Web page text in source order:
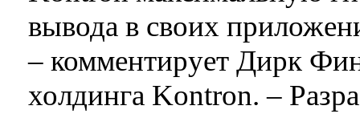
вывода в своих
– комментирует Дирк
холдинга Kontron. –